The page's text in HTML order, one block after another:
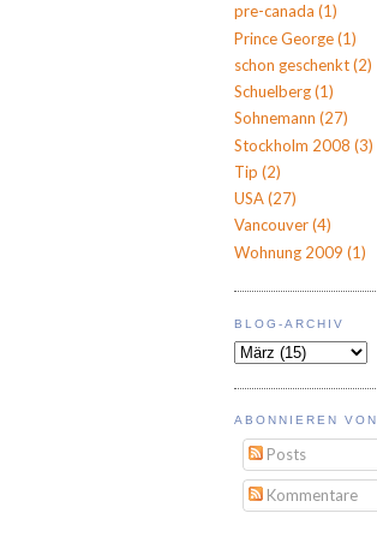
pre-canada (1)
Prince George(1)
schon geschenkt(2)
Schuelberg(1)
Sohnemann (27)
Stockholm 2008 (3)
Tip (2)
USA(27)
Vancouver(4)
Wohnung 2009 (1)
BLOG-ARCHIV
ABONNIEREN
Posts
Kommentare